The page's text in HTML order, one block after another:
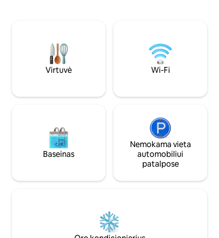
Matalos oro uosto
tinka poroms,
keliautojams. Tik
Virtuvė Wi-Fi
Baseinas
Nemokama vieta
automobiliui
patalpose